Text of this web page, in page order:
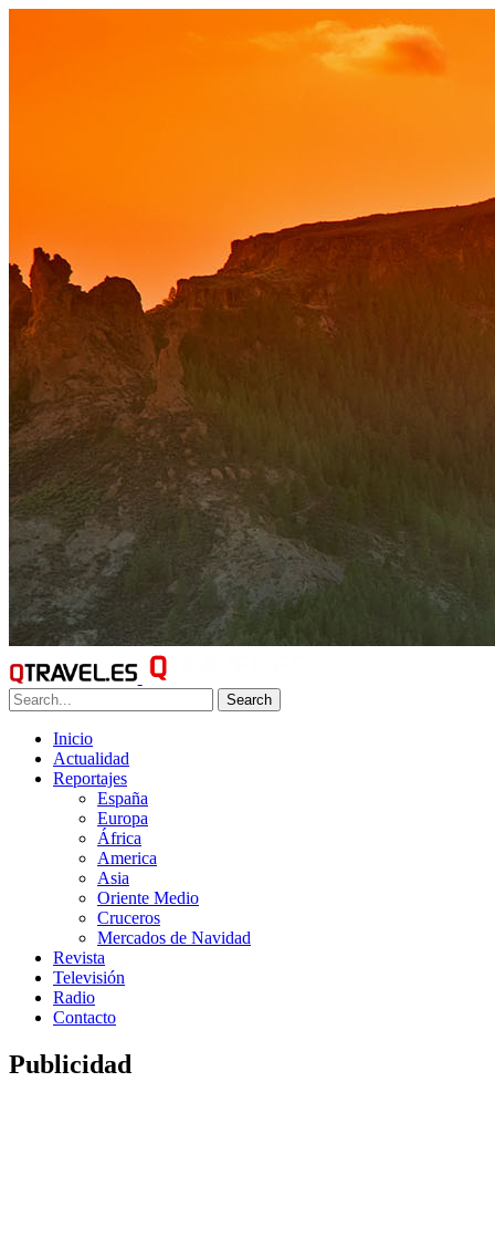
Search
Inicio
Actualidad
Reportajes
España
Europa
África
America
Asia
Oriente Medio
Cruceros
Mercados de Navidad
Revista
Televisión
Radio
Contacto
Publicidad